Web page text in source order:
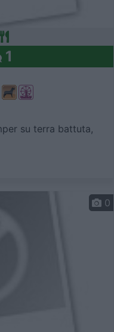
1
su terra battuta,
0